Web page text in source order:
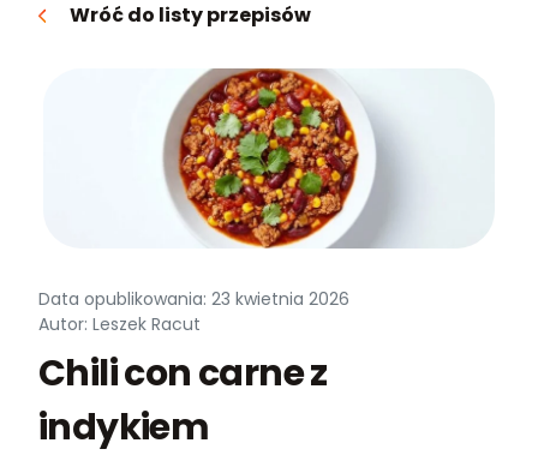
Wróć do listy przepisów
Data opublikowania: 23 kwietnia 2026
Autor: Leszek Racut
Chili con carne z
indykiem